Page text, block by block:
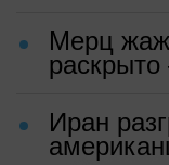
Мерц
Иран